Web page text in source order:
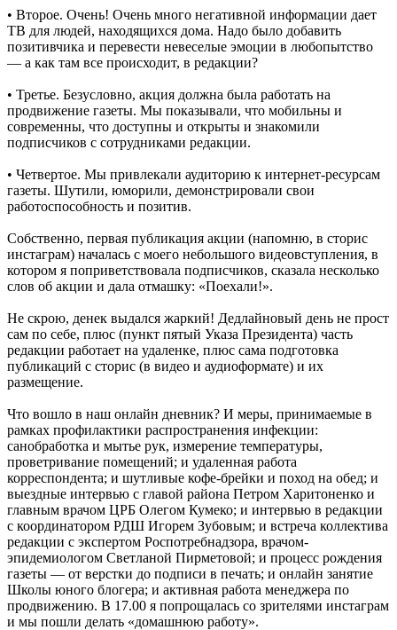
• Второе. Очень! Очень много негативной информации дает
ТВ для людей, находящихся дома. Надо было добавить
позитивчика и перевести невеселые эмоции в любопытство
— а как там все происходит, в редакции?
• Третье. Безусловно, акция должна была работать на
продвижение газеты. Мы показывали, что мобильны и
современны, что доступны и открыты и знакомили
подписчиков с сотрудниками редакции.
• Четвертое. Мы привлекали аудиторию к интернет-ресурсам
газеты. Шутили, юморили, демонстрировали свои
работоспособность и позитив.
Собственно, первая публикация акции (напомню, в сторис
инстаграм) началась с моего небольшого видеовступления, в
котором я поприветствовала подписчиков, сказала несколько
слов об акции и дала отмашку: «Поехали!».
Не скрою, денек выдался жаркий! Дедлайновый день не прост
сам по себе, плюс (пункт пятый Указа Президента) часть
редакции работает на удаленке, плюс сама подготовка
публикаций с сторис (в видео и аудиоформате) и их
размещение.
Что вошло в наш онлайн дневник? И меры, принимаемые в
рамках профилактики распространения инфекции:
санобработка и мытье рук, измерение температуры,
проветривание помещений; и удаленная работа
корреспондента; и шутливые кофе-брейки и поход на обед; и
выездные интервью с главой района Петром Харитоненко и
главным врачом ЦРБ Олегом Кумеко; и интервью в редакции
с координатором РДШ Игорем Зубовым; и встреча коллектива
редакции с экспертом Роспотребнадзора, врачом-
эпидемиологом Светланой Пирметовой; и процесс рождения
газеты — от верстки до подписи в печать; и онлайн занятие
Школы юного блогера; и активная работа менеджера по
продвижению. В 17.00 я попрощалась со зрителями инстаграм
и мы пошли делать «домашнюю работу».